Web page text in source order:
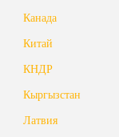
Канада
Китай
КНДР
Кыргызстан
Латвия